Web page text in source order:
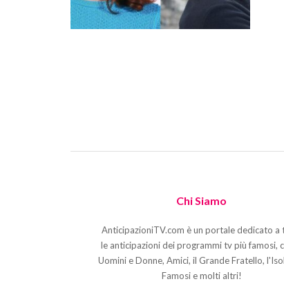
Chi Siamo
AnticipazioniTV.com è un portale dedicato a
le anticipazioni dei programmi tv più famosi,
Uomini e Donne, Amici, il Grande Fratello,
Famosi e molti altri!